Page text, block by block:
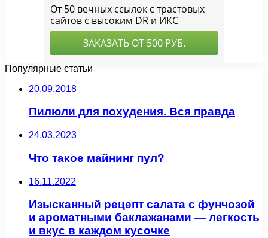
Популярные статьи
20.09.2018
Пилюли для похудения. Вся правда
24.03.2023
Что такое майнинг пул?
16.11.2022
Изысканный рецепт салата с фунчозой
и ароматными баклажанами — легкость
и вкус в каждом кусочке